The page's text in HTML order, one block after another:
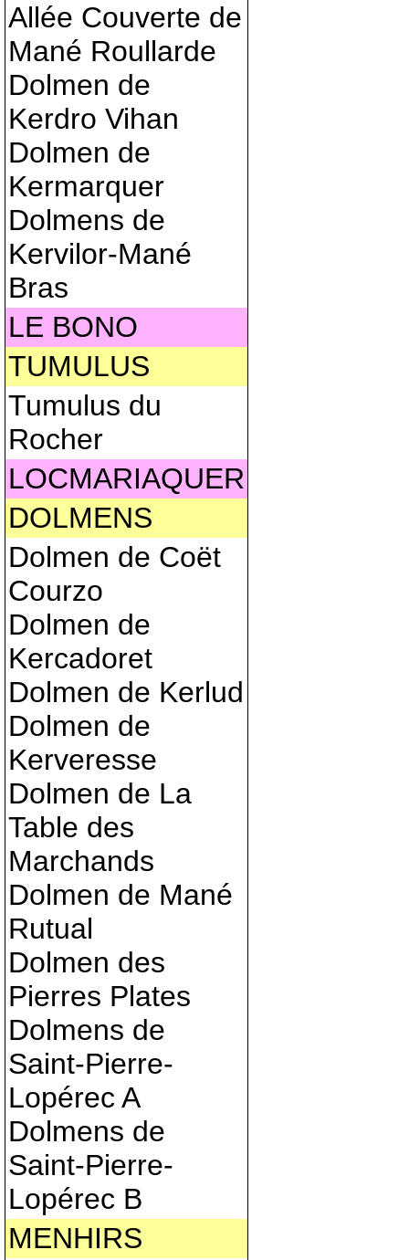
Allée Couverte de
Mané Roullarde
Dolmen de
Kerdro Vihan
Dolmen de
Kermarquer
Dolmens de
Kervilor-Mané
Bras
LE BONO
TUMULUS
Tumulus du
Rocher
LOCMARIAQUER
DOLMENS
Dolmen de Coët
Courzo
Dolmen de
Kercadoret
Dolmen de Kerlud
Dolmen de
Kerveresse
Dolmen de La
Table des
Marchands
Dolmen de Mané
Rutual
Dolmen des
Pierres Plates
Dolmens de
Saint-Pierre-
Lopérec A
Dolmens de
Saint-Pierre-
Lopérec B
MENHIRS